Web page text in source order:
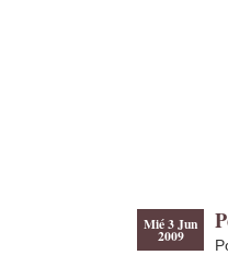
Mié 3 Jun
2009